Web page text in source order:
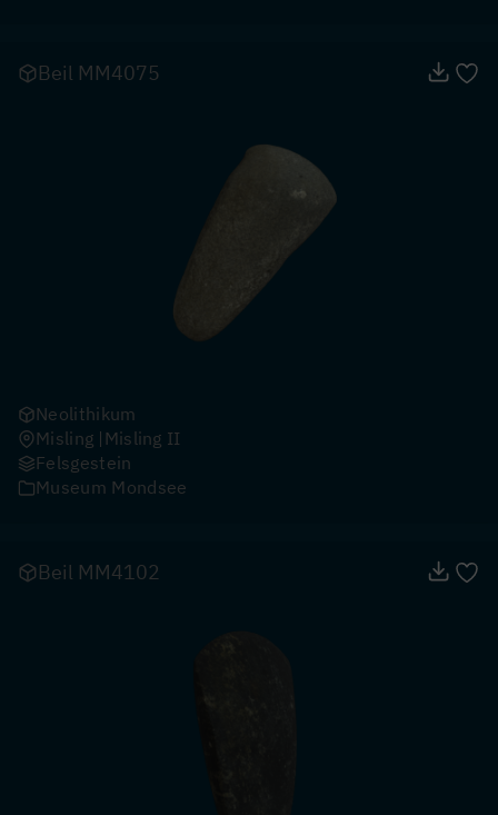
Beil MM4075
Neolithikum
Misling Misling II
Felsgestein
Museum Mondsee
Beil MM4102